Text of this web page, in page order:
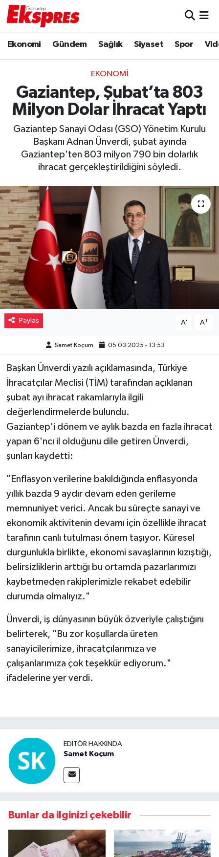
Ekonomi Gündem Sağlık Siyaset Spor
EKONOMI
Gaziantep, Şubat’ta 803
Milyon Dolar İhracat Yaptı
Gaziantep Sanayi Odası (GSO) Yönetim Kurulu
Başkanı Adnan Ünverdi, şubat ayında
Gaziantep'ten 803 milyon 790 bin dolarlık
ihracat gerçekleştirildiğini söyledi.
Paylaş A- A+
Samet Koçum 05.03.2025 - 13:53
Başkan Ünverdi yazılı açıklamasında, Türkiye
İhracatçılar Meclisi (TİM) tarafından açıklanan
şubat ayı ihracat rakamlarıyla ilgili
değerlendirmelerde bulundu.
Gaziantep'i dönem ve aylık bazda en fazla ihracat
yapan 6'ncı il olduğunu dile getiren Ünverdi,
şunları kaydetti:
"Enflasyon verilerine bakıldığında enflasyonda
yıllık bazda 9 aydır devam eden gerileme
memnuniyet verici. Ancak bu süreçte sanayi ve
ekonomik aktivitenin devamı için özellikle ihracat
tarafının canlı tutulması önem taşıyor. Küresel
durgunlukla birlikte, ekonomi savaşlarının kızıştığı,
belirsizliklerin arttığı bu ortamda pazarlarımızı
kaybetmeden rakiplerimizle rekabet edebilir
durumda olmalıyız."
Ünverdi, iş dünyasının büyük özveriyle çalıştığını
belirterek, "Bu zor koşullarda üreten
sanayicilerimize, ihracatçılarımıza ve
çalışanlarımıza çok teşekkür ediyorum."
ifadelerine yer verdi.
EDITÖR HAKKINDA
Samet Koçum
Bunlar da ilginizi çekebilir
Ekonomi
Gaziantep son dakika
Genel
Gündem
Haberler
Kültür Sanat
Magazin
Müzik
Piyasa
Resmi İlanlar
Sağlık
Siyaset
Spor
Teknoloji
Türkiye
Video Haber
Yaşam
Yeme-İçme
Yemek
Trafik Durumu
Puan Durumu ve Fikstür
Tüm Manşetler
Son Dakika Haberleri
Haber Arşivi